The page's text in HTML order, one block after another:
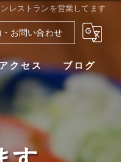
レストランを営業してます
お問い合わせ
クセス ブログ